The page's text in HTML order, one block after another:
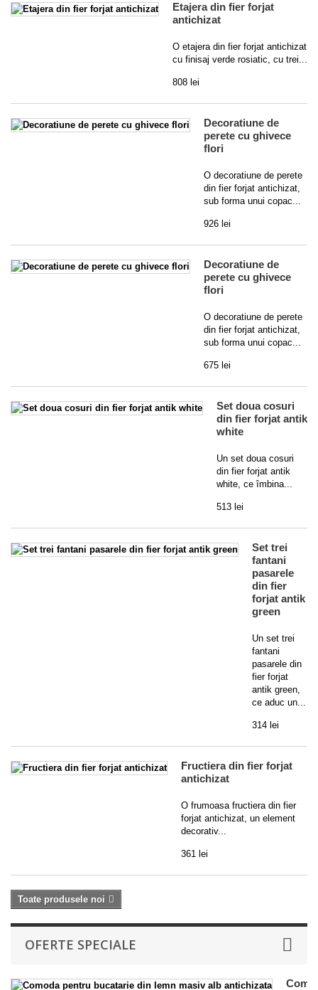
Etajera din fier forjat
antichizat
O etajera din fier forjat antichizat
cu finisaj verde rosiatic, cu trei...
808 lei
Decoratiune de
perete cu ghivece
flori
O decoratiune de perete
din fier forjat antichizat,
sub forma unui copac...
926 lei
Decoratiune de
perete cu ghivece
flori
O decoratiune de perete
din fier forjat antichizat,
sub forma unui copac...
675 lei
Set doua cosuri
din fier forjat antik
white
Un set doua cosuri
din fier forjat antik
white, ce îmbina...
513 lei
Set trei
fantani
pasarele
din fier
forjat antik
green
Un set trei
fantani
pasarele din
fier forjat
antik green,
ce aduc un...
314 lei
Fructiera din fier forjat
antichizat
O frumoasa fructiera din fier
forjat antichizat, un element
decorativ...
361 lei
Toate produsele noi
OFERTE SPECIALE